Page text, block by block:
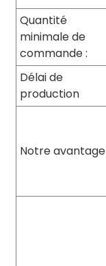
Quantité
minimale de
commande :
Délai de
production
Notre avantage